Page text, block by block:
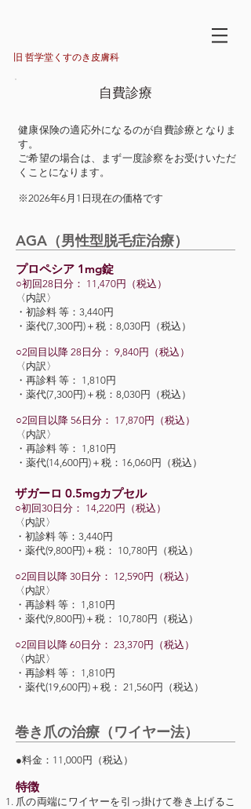
旧 哲学堂くすのき皮膚科
自費診療
健康保険の適応外になるのが自費診療となりま
す。
ご希望の場合は、まず一度診察をお受けいただ
くことになります。
※2026年6月1日現在の価格です
AGA（男性型脱毛症治療）
プロペシア 1mg錠
○初回28日分： 11,470円（税込）
〈内訳〉
・初診料 等：3,440円
・薬代(7,300円)＋税：8,030円（税込）
○2回目以降 28日分： 9,840円（税込）
〈内訳〉
・再診料 等： 1,810円
・薬代(7,300円)＋税：8,030円（税込）
○2回目以降 56日分： 17,870円（税込）
〈内訳〉
・再診料 等： 1,810円
・薬代(14,600円)＋税：16,060円（税込）
ザガーロ 0.5mgカプセル
○初回30日分： 14,220円（税込）
〈内訳〉
・初診料 等：3,440円
・薬代(9,800円)＋税： 10,780円（税込）
○2回目以降 30日分： 12,590円（税込）
〈内訳〉
・再診料 等： 1,810円
・薬代(9,800円)＋税： 10,780円（税込）
○2回目以降 60日分： 23,370円（税込）
〈内訳〉
・再診料 等： 1,810円
・薬代(19,600円)＋税： 21,560円（税込）
巻き爪の治療（ワイヤー法）
●料金：11,000円（税込）
特徴
爪の両端にワイヤーを引っ掛けて巻き上げるこ